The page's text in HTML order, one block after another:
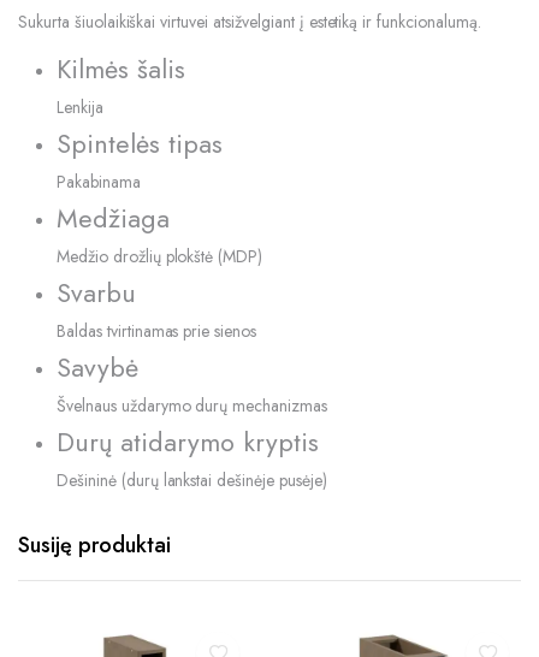
Sukurta šiuolaikiškai virtuvei atsižvelgiant į estetiką ir funkcionalumą.
Kilmės šalis
Lenkija
Spintelės tipas
Pakabinama
Medžiaga
Medžio drožlių plokštė (MDP)
Svarbu
Baldas tvirtinamas prie sienos
Savybė
Švelnaus uždarymo durų mechanizmas
Durų atidarymo kryptis
Dešininė (durų lankstai dešinėje pusėje)
Susiję produktai